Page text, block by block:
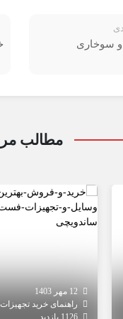
و سوخاری
مطالب
راهنمای خرید